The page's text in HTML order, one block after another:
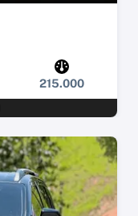
215.000